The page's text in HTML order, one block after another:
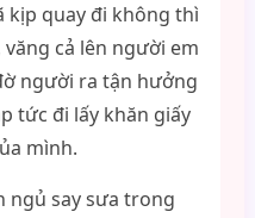
kịp quay đi không thì
cả lên người em
người ra tận hưởng
tức đi lấy khăn giấy
mình.
ngủ say sưa trong